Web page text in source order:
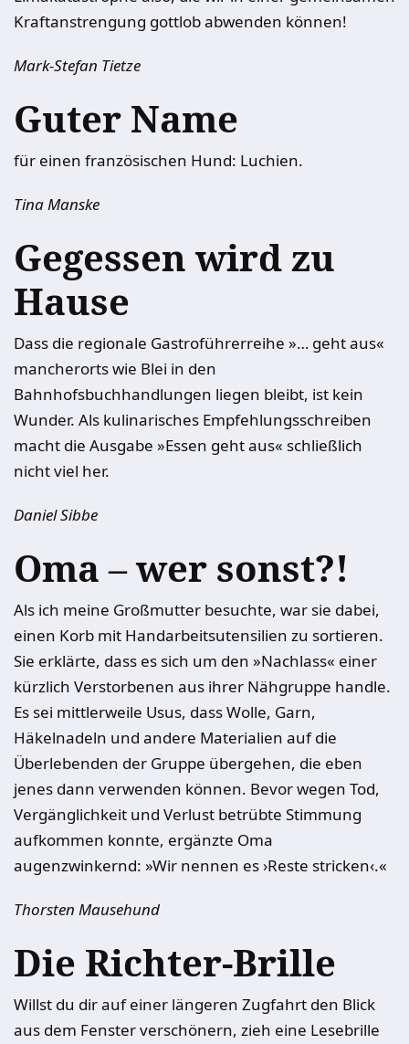
Kraftanstrengung gottlob abwenden können!
Mark-Stefan Tietze
Guter Name
für einen französischen Hund: Luchien.
Tina Manske
Gegessen wird zu
Hause
Dass die regionale Gastroführerreihe »… geht aus«
mancherorts wie Blei in den
Bahnhofsbuchhandlungen liegen bleibt, ist kein
Wunder. Als kulinarisches Empfehlungsschreiben
macht die Ausgabe »Essen geht aus« schließlich
nicht viel her.
Daniel Sibbe
Oma – wer sonst?!
Als ich meine Großmutter besuchte, war sie dabei,
einen Korb mit Handarbeitsutensilien zu sortieren.
Sie erklärte, dass es sich um den »Nachlass« einer
kürzlich Verstorbenen aus ihrer Nähgruppe handle.
Es sei mittlerweile Usus, dass Wolle, Garn,
Häkelnadeln und andere Materialien auf die
Überlebenden der Gruppe übergehen, die eben
jenes dann verwenden können. Bevor wegen Tod,
Vergänglichkeit und Verlust betrübte Stimmung
aufkommen konnte, ergänzte Oma
augenzwinkernd: »Wir nennen es ›Reste stricken‹.«
Thorsten Mausehund
Die Richter-Brille
Willst du dir auf einer längeren Zugfahrt den Blick
aus dem Fenster verschönern, zieh eine Lesebrille